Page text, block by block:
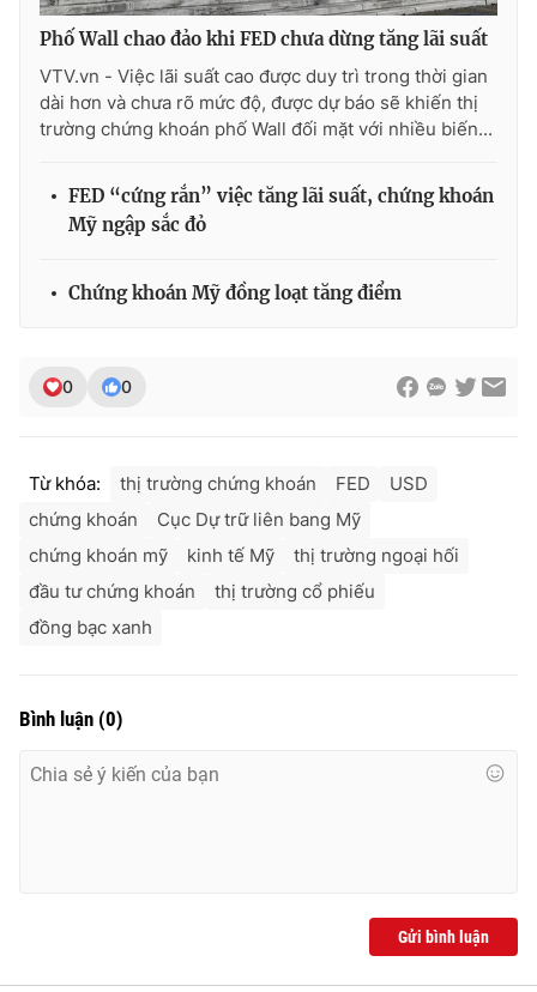
Ðiện thoại Thời báo VTV:024.66 897 897
Email:toasoan@vtv.vn
Liên hệ quảng cáo:024-7300.7108
Phố Wall chao đảo khi FED chưa dừng tăng lãi suất
VTV.vn - Việc lãi suất cao được duy trì trong thời gian
dài hơn và chưa rõ mức độ, được dự báo sẽ khiến thị
trường chứng khoán phố Wall đối mặt với nhiều biến...
FED “cứng rắn” việc tăng lãi suất, chứng khoán
Mỹ ngập sắc đỏ
Chứng khoán Mỹ đồng loạt tăng điểm
0 0
Từ khóa: thị trường chứng khoán FED
USD
chứng khoán
Cục Dự trữ liên bang Mỹ
chứng khoán mỹ
kinh tế Mỹ
thị trường ngoại hối
đầu tư chứng khoán
thị trường cổ phiếu
đồng bạc xanh
Bình luận (0)
Gửi bình luận